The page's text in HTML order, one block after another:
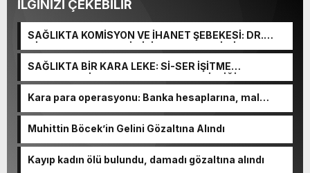
İLGİNİZİ ÇEKEBİLİR
SAĞLIKTA KOMİSYON VE İHANET ŞEBEKESİ: DR.
NİHAT URUÇ VE SEMİH İŞİTME MERKEZİ’NİN SGK
VURGUNU!
SAĞLIKTA BİR KARA LEKE: Sİ-SER İŞİTME
MERKEZLERİ VE MODERN UMUT TACİRLİĞİ
Kara para operasyonu: Banka hesaplarına, mal
Muhittin Böcek’in Gelini Gözaltına Alındı
Kayıp kadın ölü bulundu, damadı gözaltına alındı